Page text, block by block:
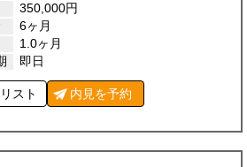
350,000円
6ヶ月
1.0ヶ月
即日
スト 内見を予約